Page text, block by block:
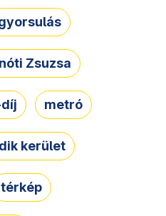
Zsuzsa
metró
kerület
térkép